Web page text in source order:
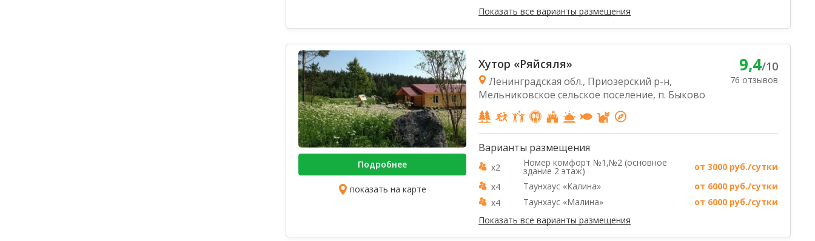
Показать все варианты размещения
Подробнее
показать на карте
Хутор «Ряйсяля»
Ленинградская обл., Приозерский р-н,
Мельниковское сельское поселение, п. Быково
9,4/10
76 отзывов
Варианты размещения
x2 Номер комфорт №1,№2 (основное
здание 2 этаж)
от 3000 руб./сутки
x4
Таунхаус «Калина»
от 6000 руб./сутки
x4
Таунхаус «Малина»
от 6000 руб./сутки
Показать все варианты размещения